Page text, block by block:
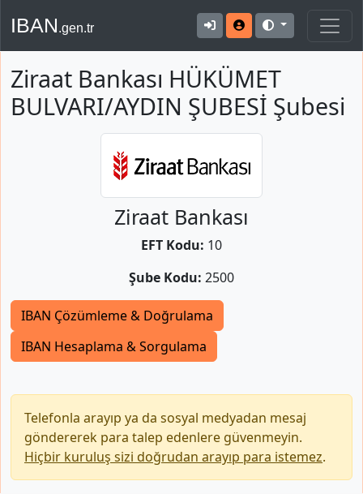
IBAN.gen.tr
Ziraat Bankası HÜKÜMET
BULVARI/AYDIN ŞUBESİ Şubesi
Ziraat Bankası
EFT Kodu: 10
Şube Kodu: 2500
IBAN Çözümleme & Doğrulama
IBAN Hesaplama & Sorgulama
Telefonla arayıp ya da sosyal medyadan mesaj
göndererek para talep edenlere güvenmeyin.
Hiçbir kuruluş sizi doğrudan arayıp para istemez.